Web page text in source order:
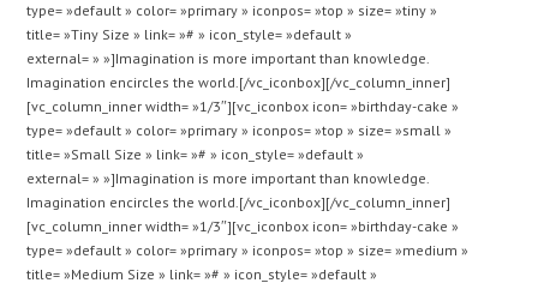
type= »default » color= »primary » iconpos= »top » size= »tiny »
title= »Tiny Size » link= »# » icon_style= »default »
external= » »]Imagination is more important than knowledge.
Imagination encircles the world.[/vc_iconbox][/vc_column_inner]
[vc_column_inner width= »1/3″][vc_iconbox icon= »birthday-cake »
type= »default » color= »primary » iconpos= »top » size= »small »
title= »Small Size » link= »# » icon_style= »default »
external= » »]Imagination is more important than knowledge.
Imagination encircles the world.[/vc_iconbox][/vc_column_inner]
[vc_column_inner width= »1/3″][vc_iconbox icon= »birthday-cake »
type= »default » color= »primary » iconpos= »top » size= »medium »
title= »Medium Size » link= »# » icon_style= »default »